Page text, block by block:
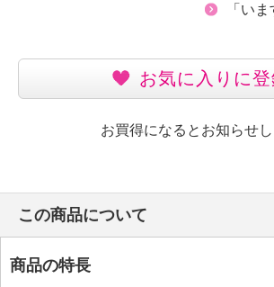
「い
お気に入りに
お買得になるとお知らせ
この商品について
商品の特長